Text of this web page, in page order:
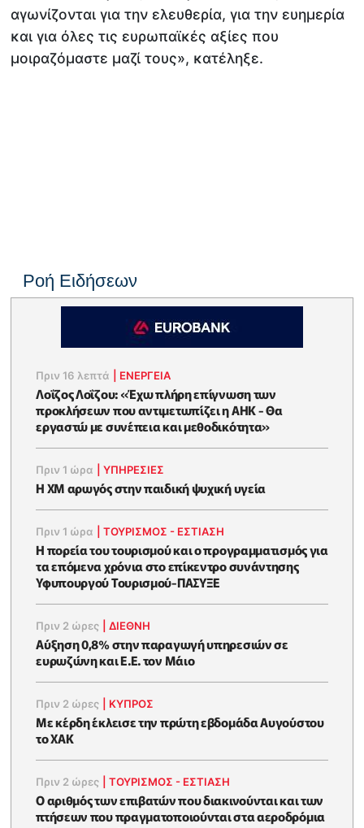
αγωνίζονται για την ελευθερία, για την ευημερία
και για όλες τις ευρωπαϊκές αξίες που
μοιραζόμαστε μαζί τους», κατέληξε.
Ροή Ειδήσεων
Πριν 16 λεπτά ΕΝΈΡΓΕΙΑ
Λοΐζος Λοΐζου: «Έχω πλήρη επίγνωση των
προκλήσεων που αντιμετωπίζει η ΑΗΚ - Θα
εργαστώ με συνέπεια και μεθοδικότητα»
Πριν 1 ώρα |ΥΠΗΡΕΣΙΕΣ
Η XM αρωγός στην παιδική ψυχική υγεία
Πριν 1 ώρα |ΤΟΥΡΙΣΜΟΣ - ΕΣΤΙΑΣΗ
Η πορεία του τουρισμού και ο προγραμματισμός για
τα επόμενα χρόνια στο επίκεντρο συνάντησης
Υφυπουργού Τουρισμού-ΠΑΣΥΞΕ
Πριν 2 ώρες |ΔΙΕΘΝΗ
Αύξηση 0,8% στην παραγωγή υπηρεσιών σε
ευρωζώνη και Ε.Ε. τον Μάιο
Πριν 2 ώρες ΚΥΠΡΟΣ
Με κέρδη έκλεισε την πρώτη εβδομάδα Αυγούστου
το ΧΑΚ
Πριν 2 ώρες |ΤΟΥΡΙΣΜΟΣ - ΕΣΤΙΑΣΗ
Ο αριθμός των επιβατών που διακινούνται και των
πτήσεων που πραγματοποιούνται στα αεροδρόμια